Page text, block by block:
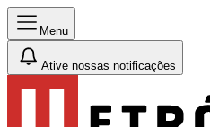
Menu
Ative nossas notificações